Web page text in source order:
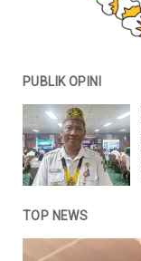
PUBLIK OPINI
TOP NEWS